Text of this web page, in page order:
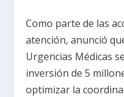
Como parte de las
atención, anunció
Urgencias Médicas
inversión de 5
optimizar la